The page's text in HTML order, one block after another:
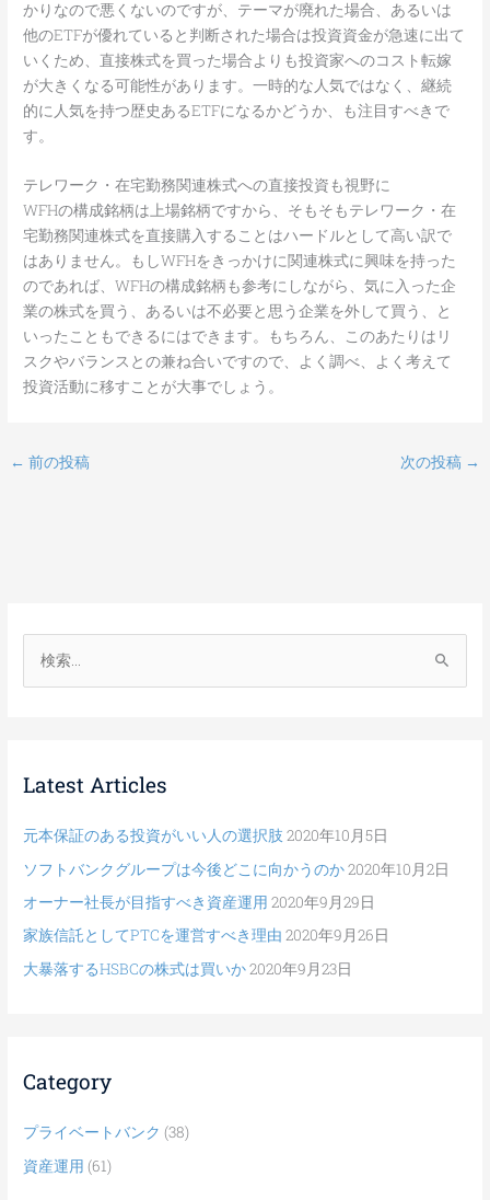
かりなので悪くないのですが、テーマが廃れた場合、あるいは
他のETFが優れていると判断された場合は投資資金が急速に出て
いくため、直接株式を買った場合よりも投資家へのコスト転嫁
が大きくなる可能性があります。一時的な人気ではなく、継続
的に人気を持つ歴史あるETFになるかどうか、も注目すべきで
す。
テレワーク・在宅勤務関連株式への直接投資も視野に
WFHの構成銘柄は上場銘柄ですから、そもそもテレワーク・在
宅勤務関連株式を直接購入することはハードルとして高い訳で
はありません。もしWFHをきっかけに関連株式に興味を持った
のであれば、WFHの構成銘柄も参考にしながら、気に入った企
業の株式を買う、あるいは不必要と思う企業を外して買う、と
いったこともできるにはできます。もちろん、このあたりはリ
スクやバランスとの兼ね合いですので、よく調べ、よく考えて
投資活動に移すことが大事でしょう。
← 前の投稿 次の投稿 →
索
:Latest Articles
元本保証のある投資がいい人の選択肢 2020年10月5日
ソフトバンクグループは今後どこに向かうのか2020年10月2日
オーナー社長が目指すべき資産運用 2020年9月29日
家族信託としてPTCを運営すべき理由 2020年9月26日
大暴落するHSBCの株式は買いか2020年9月23日
Category
プライベートバンク (38)
資産運用 (61)